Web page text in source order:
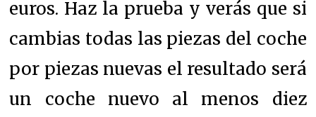
euros. Haz la prueba y verás que si
cambias todas las piezas del coche
por piezas nuevas el resultado será
un coche nuevo al menos diez